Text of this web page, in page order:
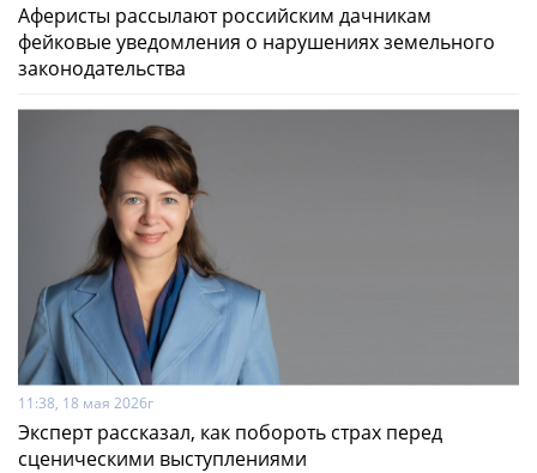
Аферисты рассылают российским дачникам
фейковые уведомления о нарушениях земельного
законодательства
11:38, 18 мая 2026г
Эксперт рассказал, как побороть страх перед
сценическими выступлениями